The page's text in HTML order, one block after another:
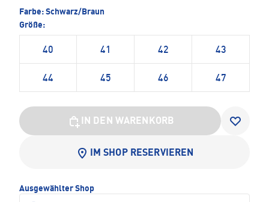
Farbe: Schwarz/Braun
Größe:
40 41 42 43
44 45 46 47
IN DEN WARENKORB
IM SHOP RESERVIEREN
Ausgewählter Shop